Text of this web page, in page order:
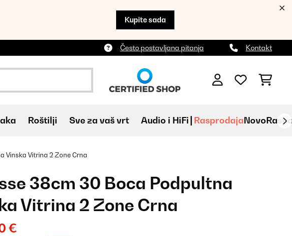
Kupite sada
Često postavljana pitanja Kontakt
Roštilji Sve za vaš vrt Audio i HiFi RasprodajaNovo
Vinska Vitrina 2 Zone Crna
38cm 30 Boca Podpultna
Vitrina 2 Zone Crna
€